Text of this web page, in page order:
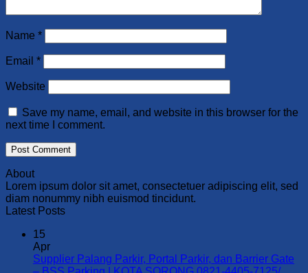
Name *
Email *
Website
Save my name, email, and website in this browser for the
next time I comment.
About
Lorem ipsum dolor sit amet, consectetuer adipiscing elit, sed
diam nonummy nibh euismod tincidunt.
Latest Posts
15
Apr
Supplier Palang Parkir, Portal Parkir, dan Barrier Gate